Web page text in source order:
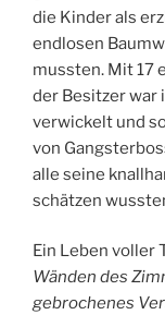
die Kinder als
endlosen
mussten. Mit 17
der Besitzer war
verwickelt und
von
alle seine
schätzen
Ein Leben voller
Wänden des
gebrochenes